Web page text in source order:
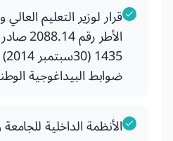
قرار لوزير التعليم
ضوابط البيداغوجية
الأنظمة الداخلية